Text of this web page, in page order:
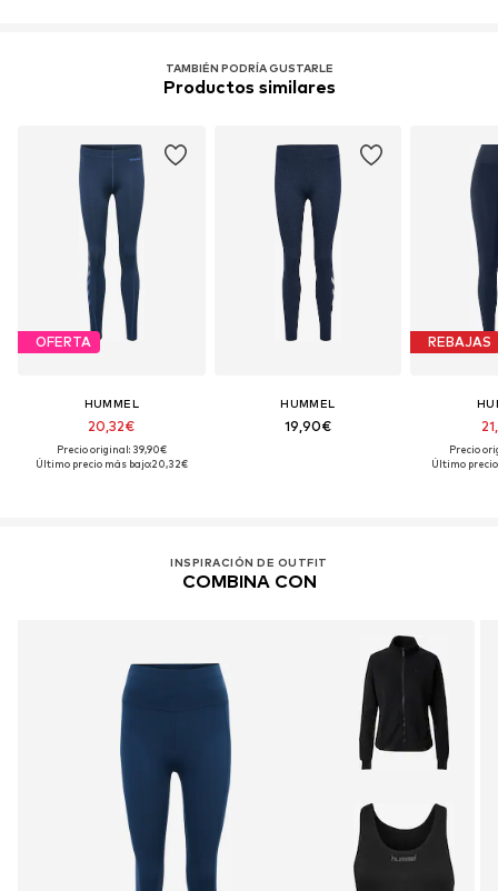
Funciones: Adaptable/extensible
TAMBIÉN PODRÍA GUSTARLE
Productos similares
OFERTA
HUMMEL
20,32€
Precio original: 39,90€
Último precio más bajo:20,32€
HUMMEL
19,90€
REBAJAS
Precio
Último
INSPIRACIÓN DE OUTFIT
COMBINA CON